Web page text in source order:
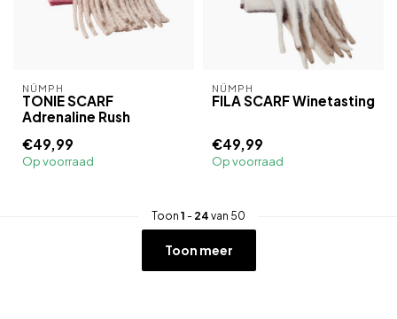
NÜMPH
TONIE SCARF
Adrenaline Rush
€49,99
Op voorraad
NÜMPH
FILA SCARF Winetasting
€49,99
Op voorraad
Toon 1 - 24 van 50
Toon meer